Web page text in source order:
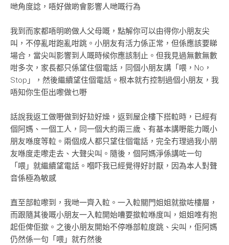
哋角度諗，唔好做啲會影響人哋嘅行為
我到而家都唔明啲做人父母嘅，點解你可以由得你小朋友尖
叫，不停亂咁跑亂咁跳。小朋友有活力係正常，但係應該要睇
場合，當尖叫影響到人嘅時候你應該制止。但我見過無數無數
咁多次，家長都只係望住個電話，同個小朋友講「喂，No，
Stop」，然後繼續望住個電話。根本就冇控制過個小朋友，我
唔知你生佢出嚟做乜嘢
話說我返工做嘢做到好攰好燥，返到屋企樓下搭𨋢時，已經有
個阿媽、一個工人，同一個大約兩三歲、有基本講嘢能力嘅小
朋友喺度等𨋢。兩個成人都只望住個電話，完全冇理過我小朋
友喺度走嚟走去、大聲尖叫。隨後，個阿媽淨係講咗一句
「喂」就繼續望電話。嗰吓我已經覺得好討厭，因為本人對聲
音係極為敏感
直至部𨋢嚟到，我哋一齊入𨋢。一入𨋢關門姐姐就撳咗樓層，
而跟隨其後嘅小朋友一入𨋢開始嘈要撳𨋢喺度叫，姐姐唯有抱
起佢俾佢撳。之後小朋友開始不停喺部𨋢度跳、尖叫，佢阿媽
仍然係一句「喂」就冇然後